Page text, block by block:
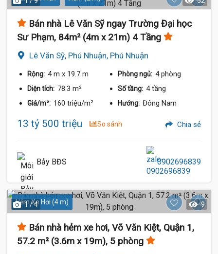
Bán nhà Lê Văn Sỹ ngay Trường Đại học
Sư Phạm, 84m² (4m x 21m) 4 Tầng
Lê Văn Sỹ, Phú Nhuận, Phú Nhuận
Rộng: 4 m x 19.7 m Phòng ngủ: 4 phòng
Diện tích: 78.3 m² Số tầng: 4 tầng
Giá/m²: 160 triệu/m² Hướng: Đông Nam
13 tỷ 500 triệu So sánh Chia sẻ
Bảy BĐS 0902696839
Hẻm Xe Hơi (4 m)
1 / 4 9
Bán nhà hẻm xe hơi, Võ Văn Kiệt, Quận 1,
57.2 m² (3.6m x 19m), 5 phòng